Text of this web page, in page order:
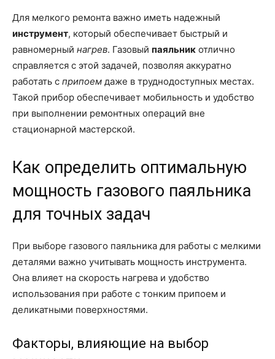
Для мелкого ремонта важно иметь надежный
инструмент, который обеспечивает быстрый и
равномерный нагрев. Газовый паяльник отлично
справляется с этой задачей, позволяя аккуратно
работать с припоем даже в труднодоступных местах.
Такой прибор обеспечивает мобильность и удобство
при выполнении ремонтных операций вне
стационарной мастерской.
Как определить оптимальную
мощность газового паяльника
для точных задач
При выборе газового паяльника для работы с мелкими
деталями важно учитывать мощность инструмента.
Она влияет на скорость нагрева и удобство
использования при работе с тонким припоем и
деликатными поверхностями.
Факторы, влияющие на выбор